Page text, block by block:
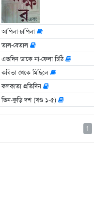
আপিলা-চাপিলা
তাল-বেতাল
এতদিন ডাকে না-ফেলা চিঠি
কবিতা থেকে মিছিলে
কলকাতা প্রতিদিন
তিন-কুড়ি দশ (খণ্ড ১-৫)
1